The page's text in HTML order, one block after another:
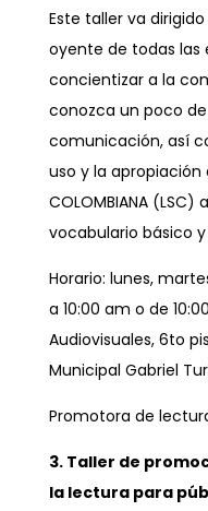
Este taller va
oyente de todas las
concientizar a la
conozca un poco
comunicación, así
uso y la apropiación
COLOMBIANA
vocabulario básico
Horario: lunes,
a 10:00 am o de
Audiovisuales, 6to
Municipal Gabriel
Promotora de
3. Taller de
la lectura para